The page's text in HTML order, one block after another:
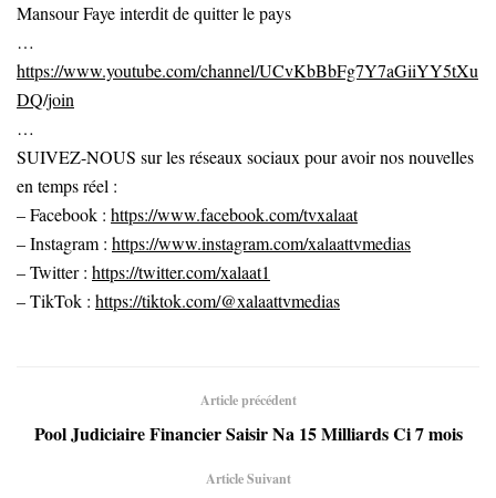
Mansour Faye interdit de quitter le pays
…
https://www.youtube.com/channel/UCvKbBbFg7Y7aGiiYY5tXu
DQ/join
…
SUIVEZ-NOUS sur les réseaux sociaux pour avoir nos nouvelles
en temps réel :
– Facebook : https://www.facebook.com/tvxalaat
– Instagram : https://www.instagram.com/xalaattvmedias
– Twitter : https://twitter.com/xalaat1
– TikTok : https://tiktok.com/@xalaattvmedias
Article précédent
Pool Judiciaire Financier Saisir Na 15 Milliards Ci 7 mois
Article Suivant